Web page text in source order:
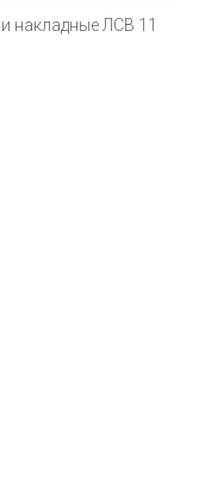
накладные ЛСВ 11